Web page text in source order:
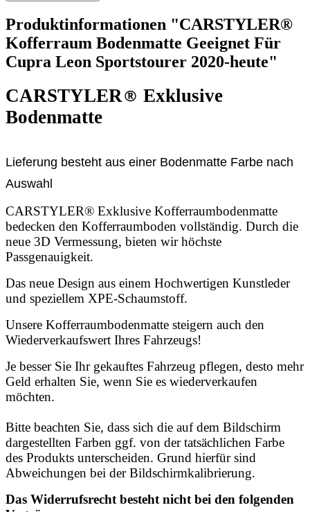
Produktinformationen "CARSTYLER®
Kofferraum Bodenmatte Geeignet Für
Cupra Leon Sportstourer 2020-heute"
CARSTYLER® Exklusive
Bodenmatte
Lieferung besteht aus einer Bodenmatte Farbe nach
Auswahl
CARSTYLER® Exklusive Kofferraumbodenmatte
bedecken den Kofferraumboden vollständig. Durch die
neue 3D Vermessung, bieten wir höchste
Passgenauigkeit.
Das neue Design aus einem Hochwertigen Kunstleder
und speziellem XPE-Schaumstoff.
Unsere Kofferraumbodenmatte steigern auch den
Wiederverkaufswert Ihres Fahrzeugs!
Je besser Sie Ihr gekauftes Fahrzeug pflegen, desto mehr
Geld erhalten Sie, wenn Sie es wiederverkaufen
möchten.
Bitte beachten Sie, dass sich die auf dem Bildschirm
dargestellten Farben ggf. von der tatsächlichen Farbe
des Produkts unterscheiden. Grund hierfür sind
Abweichungen bei der Bildschirmkalibrierung.
Das Widerrufsrecht besteht nicht bei den folgenden